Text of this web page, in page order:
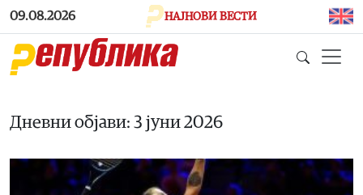
Skip to main content
09.08.2026 НАЈНОВИ ВЕСТИ
Дневни објави: 3 јуни 2026